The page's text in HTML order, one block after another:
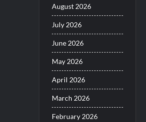
August 2026
July 2026
June 2026
May 2026
April 2026
March 2026
February 2026